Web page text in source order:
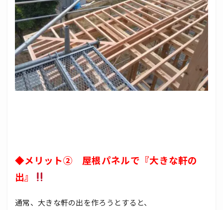
◆メリット② 屋根パネルで『大きな軒の
出』
通常、大きな軒の出を作ろうとすると、